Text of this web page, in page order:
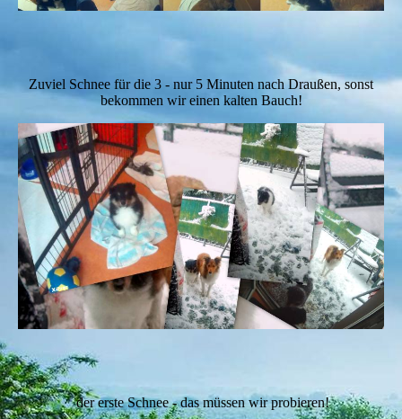
Zuviel Schnee für die 3 - nur 5 Minuten nach Draußen, sonst
bekommen wir einen kalten Bauch!
der erste Schnee - das müssen wir probieren!